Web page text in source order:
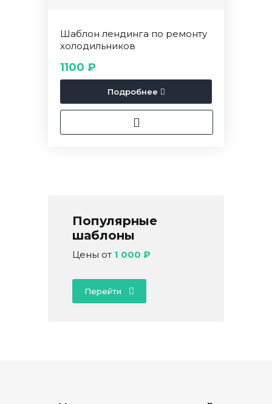
Шаблон лендинга по ремонту
холодильников
1100 ₽
Подробнее
Популярные
шаблоны
Цены от 1 000 ₽
Перейти